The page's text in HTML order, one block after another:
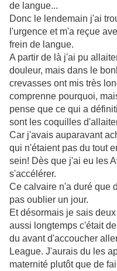
de langue...
Donc le lendemain j'ai
l'urgence et m'a reçue
frein de langue.
A partir de là j'ai pu
douleur, mais dans le
crevasses ont mis très
comprenne pourquoi,
pense que ce qui a
sont les coquilles
Car j'avais auparavant
qui n'étaient pas du tout
sein! Dès que j'ai eu les
s'accélérer.
Ce calvaire n'a duré que
pas oublier un jour.
Et désormais je sais
aussi longtemps c'était
du avant d'accoucher
League. J'aurais du les
maternité plutôtque de